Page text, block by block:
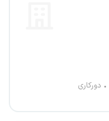
دورکاری